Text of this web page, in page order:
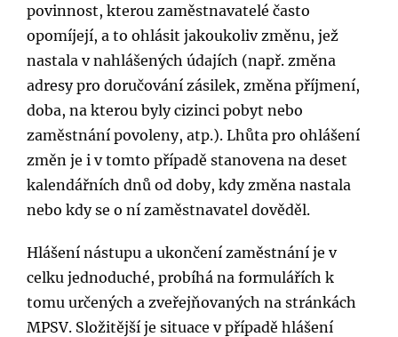
povinnost, kterou zaměstnavatelé často
opomíjejí, a to ohlásit jakoukoliv změnu, jež
nastala v nahlášených údajích (např. změna
adresy pro doručování zásilek, změna příjmení,
doba, na kterou byly cizinci pobyt nebo
zaměstnání povoleny, atp.). Lhůta pro ohlášení
změn je i v tomto případě stanovena na deset
kalendářních dnů od doby, kdy změna nastala
nebo kdy se o ní zaměstnavatel dověděl.
Hlášení nástupu a ukončení zaměstnání je v
celku jednoduché, probíhá na formulářích k
tomu určených a zveřejňovaných na stránkách
MPSV. Složitější je situace v případě hlášení